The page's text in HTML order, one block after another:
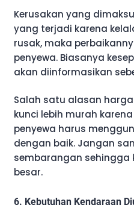
Kerusakan yang
yang terjadi karena
rusak, maka
penyewa. Biasanya
akan diinformasikan
Salah satu alasan
kunci lebih murah
penyewa harus
dengan baik. Jangan
sembarangan sehingga
besar.
6. Kebutuhan Kendaraan